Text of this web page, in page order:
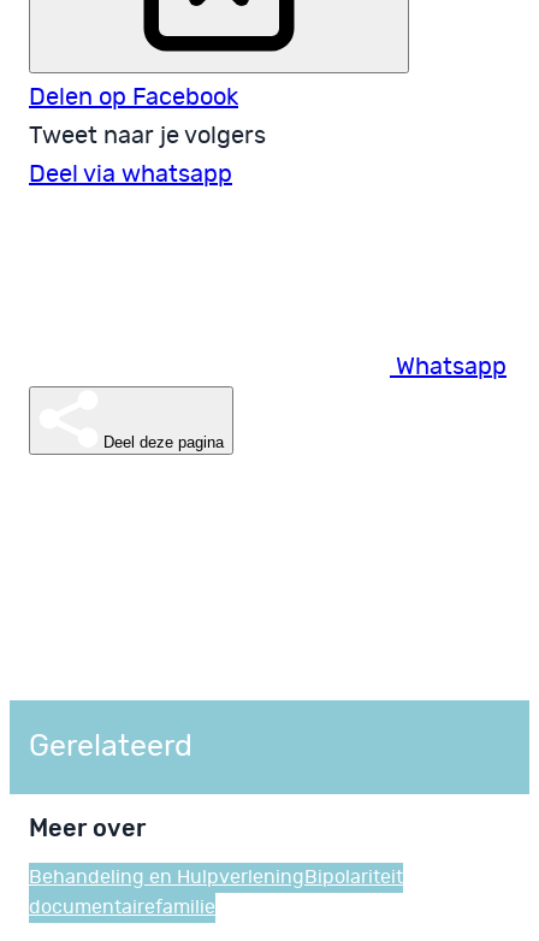
Delen op Facebook
Tweet naar je volgers
Deel via whatsapp
Whatsapp
Deel deze pagina
Gerelateerd
Meer over
Behandeling en Hulpverlening Bipolariteit
documentairefamilie